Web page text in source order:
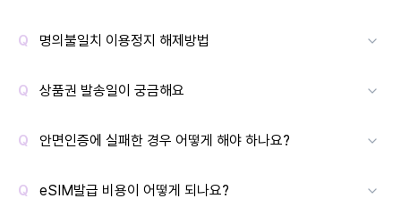
명의불일치 이용정지 해제방법
상품권 발송일이 궁금해요
안면인증에 실패한 경우 어떻게 해야 하나요?
eSIM발급 비용이 어떻게 되나요?